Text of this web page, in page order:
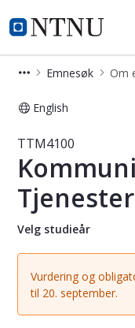
NTNU Hjemmeside
Studier
Emnesøk Om
English
Emne -
TTM4100
Velg studieår
Vurdering og
til 20. september.